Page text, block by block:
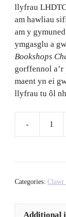
llyfrau
am hawliau
am y
ymgasglu a
Bookshops
gorffennol
maent yn ei
llyfrau tu ôl
Categories: Clawr
Additional